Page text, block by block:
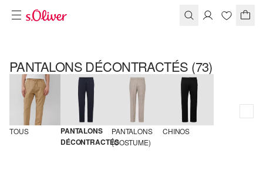
PANTALONS DÉCONTRACTÉS (73)
TOUS
PANTALONS
DÉCONTRACTÉS
PANTALONS
(COSTUME)
CHINOS